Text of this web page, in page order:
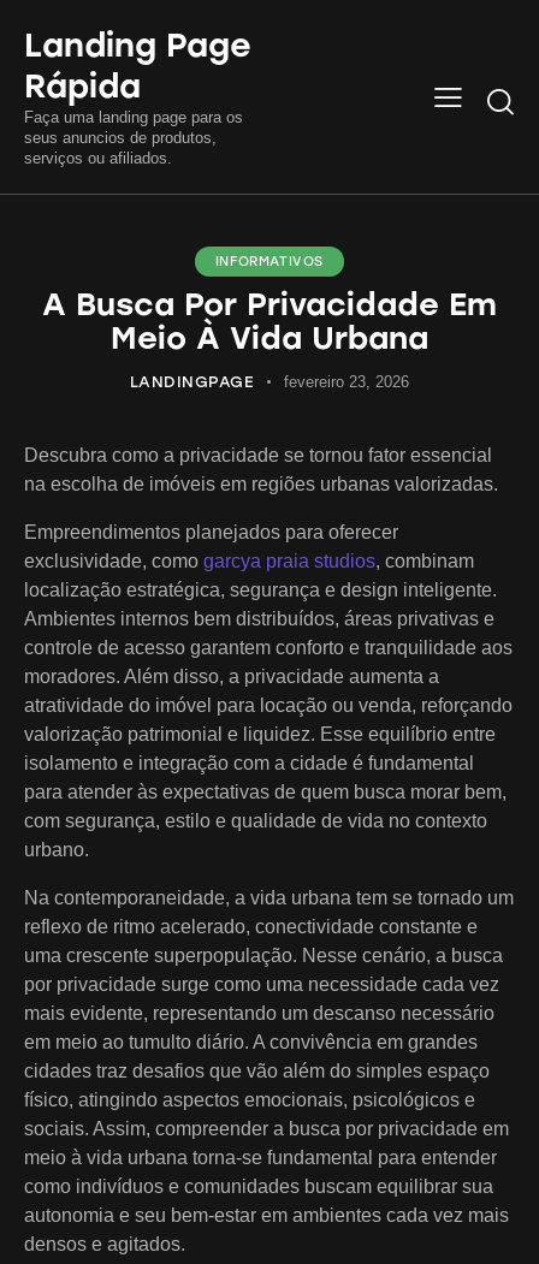
Landing Page
Rápida
Faça uma landing page para os
seus anuncios de produtos,
serviços ou afiliados.
INFORMATIVOS
A Busca Por Privacidade Em
Meio À Vida Urbana
LANDINGPAGE fevereiro 23, 2026
Descubra como a privacidade se tornou fator essencial
na escolha de imóveis em regiões urbanas valorizadas.
Empreendimentos planejados para oferecer
exclusividade, como garcya praia studios, combinam
localização estratégica, segurança e design inteligente.
Ambientes internos bem distribuídos, áreas privativas e
controle de acesso garantem conforto e tranquilidade aos
moradores. Além disso, a privacidade aumenta a
atratividade do imóvel para locação ou venda, reforçando
valorização patrimonial e liquidez. Esse equilíbrio entre
isolamento e integração com a cidade é fundamental
para atender às expectativas de quem busca morar bem,
com segurança, estilo e qualidade de vida no contexto
urbano.
Na contemporaneidade, a vida urbana tem se tornado um
reflexo de ritmo acelerado, conectividade constante e
uma crescente superpopulação. Nesse cenário, a busca
por privacidade surge como uma necessidade cada vez
mais evidente, representando um descanso necessário
em meio ao tumulto diário. A convivência em grandes
cidades traz desafios que vão além do simples espaço
físico, atingindo aspectos emocionais, psicológicos e
sociais. Assim, compreender a busca por privacidade em
meio à vida urbana torna-se fundamental para entender
como indivíduos e comunidades buscam equilibrar sua
autonomia e seu bem-estar em ambientes cada vez mais
densos e agitados.